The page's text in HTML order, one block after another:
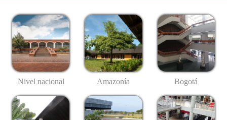
Nivel nacional Amazonía Bogotá